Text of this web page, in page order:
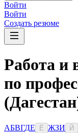
Войти
Войти
Создать резюме
Работа и
по
АБВГДЕ Ё ЖЗИ Й